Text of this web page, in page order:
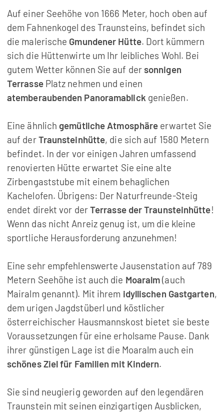
Auf einer Seehöhe von 1666 Meter, hoch oben auf
dem Fahnenkogel des Traunsteins, befindet sich
die malerische Gmundener Hütte. Dort kümmern
sich die Hüttenwirte um Ihr leibliches Wohl. Bei
gutem Wetter können Sie auf dersonnigen
TerrassePlatz nehmen und einen
atemberaubenden Panoramablick genießen.
Eine ähnlich gemütliche Atmosphäre erwartet Sie
auf derTraunsteinhütte, die sich auf 1580 Metern
befindet. In der vor einigen Jahren umfassend
renovierten Hütte erwartet Sie eine alte
Zirbengaststube mit einem behaglichen
Kachelofen. Übrigens: Der Naturfreunde-Steig
endet direkt vor derTerrasse der Traunsteinhütte!
Wenn das nicht Anreiz genug ist, um die kleine
sportliche Herausforderung anzunehmen!
Eine sehr empfehlenswerte Jausenstation auf 789
Metern Seehöhe ist auch die Moaralm(auch
Mairalm genannt). Mit ihrem idyllischen Gastgarten,
dem urigen Jagdstüberl und köstlicher
österreichischer Hausmannskost bietet sie beste
Voraussetzungen für eine erholsame Pause. Dank
ihrer günstigen Lage ist die Moaralm auch ein
schönes Ziel für Familien mit Kindern.
Sie sind neugierig geworden auf den legendären
Traunstein mit seinen einzigartigen Ausblicken,